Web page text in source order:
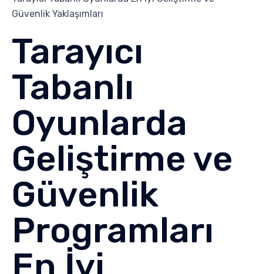
Güvenlik Yaklaşımları
Tarayıcı
Tabanlı
Oyunlarda
Geliştirme ve
Güvenlik
Programları